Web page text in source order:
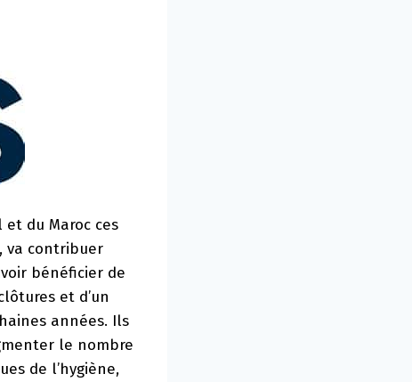
du Maroc ces
va contribuer
bénéficier de
et d’un
années. Ils
le nombre
de l’hygiène,